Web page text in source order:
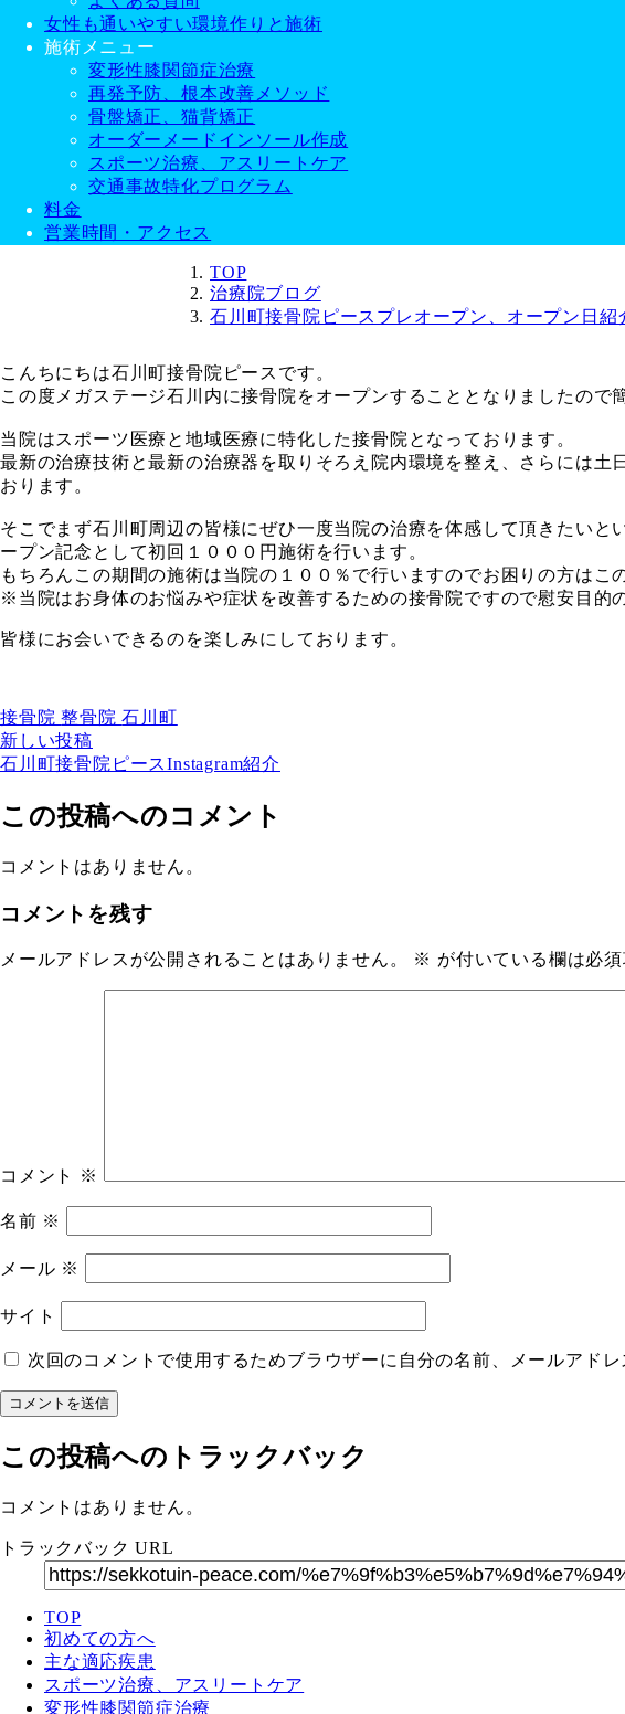
女性も通いやすい環境作りと施術
施術メニュー
変形性膝関節症治療
再発予防、根本改善メソッド
骨盤矯正、猫背矯正
オーダーメードインソール作成
スポーツ治療、アスリートケア
交通事故特化プログラム
料金
営業時間・アクセス
TOP
治療院ブログ
石川町接骨院ピースプレオープン、オープン日紹
こんちにちは石川町接骨院ピースです。
この度メガステージ石川内に接骨院をオープンすることとなりましたの
当院はスポーツ医療と地域医療に特化した接骨院となっております。
最新の治療技術と最新の治療器を取りそろえ院内環境を整え、さらには
おります。
そこでまず石川町周辺の皆様にぜひ一度当院の治療を体感して頂きたいと
ープン記念として初回 １０００ 円施術を行います。
もちろんこの期間の施術は当院の１００％で行いますのでお困りの方はこ
※当院はお身体のお悩みや症状を改善するための接骨院ですので慰安目的
皆様にお会いできるのを楽しみにしております。
接骨院整骨院石川町
新しい投稿
石川町接骨院ピースInstagram紹介
この投稿へのコメント
コメントはありません。
コメントを残す
メールアドレスが公開されることはありません。 ※ が付いている欄は必
コメント ※
名前 ※
メール ※
サイト
次回のコメントで使用するためブラウザーに自分の名前、メールアドレ
この投稿へのトラックバック
コメントはありません。
トラックバック URL
TOP
初めての方へ
主な適応疾患
スポーツ治療、アスリートケア
変形性膝関節症治療